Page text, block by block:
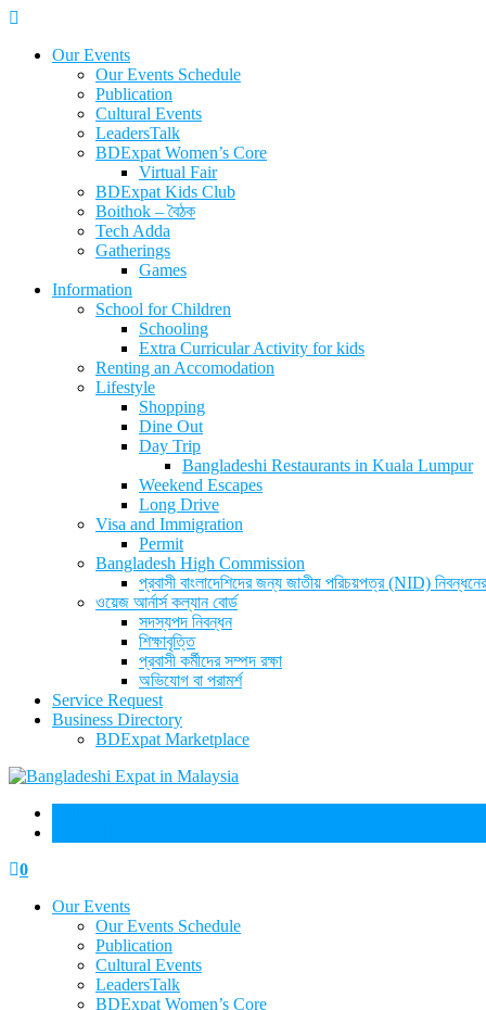
Skip
contentOur Events
Our Events Schedule
Publication
Cultural Events
LeadersTalk
BDExpat Women’s Core
Virtual Fair
BDExpat Kids Club
Boithok – বৈঠক
Tech Adda
Gatherings
Games
Information
School for Children
Schooling
Extra Curricular Activity for kids
Renting an Accomodation
Lifestyle
Shopping
Dine Out
Day Trip
Bangladeshi Restaurants in Kuala Lumpur
Weekend Escapes
Long Drive
Visa and Immigration
Permit
Bangladesh High Commission
প্রবাসী বাংলাদেশিদের জন্য জাতীয় পরিচয়পত্র (NID)
ওয়েজ আর্নার্স কল্যান বোর্ড
সদস্যপদ নিবন্ধন
শিক্ষাবৃত্তি
প্রবাসী কর্মীদের সম্পদ রক্ষা
অভিযোগ বা পরামর্শ
Service Request
Business Directory
BDExpat Marketplace
0
Our Events
Our Events Schedule
Publication
Cultural Events
LeadersTalk
BDExpat Women’s Core